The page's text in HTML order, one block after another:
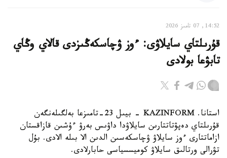
14:52, 07 تامىز 2026
قۇرىلتاي سايلاۋى: ءوز ۋچاسكەڭىزدى قالاي وڭاي
تابۋعا بولادى
استانا. KAZINFORM - بيىل 23-تامىزعا بەلگىلەنگەن
قۇرىلتاي دەپۋتاتتارىن سايلاۋدا داۋىس بەرۋ ءۇشىن قازاقستان
ازاماتتارى ءوز سايلاۋ ۋچاسكەسىن الدىن الا بىلە الادى. بۇل
تۋرالى ورتالىق سايلاۋ كوميسسياسى حابارلادى.